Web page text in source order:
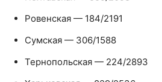
Ровенская — 184/2191
Сумская — 306/1588
Тернопольская — 224/2893